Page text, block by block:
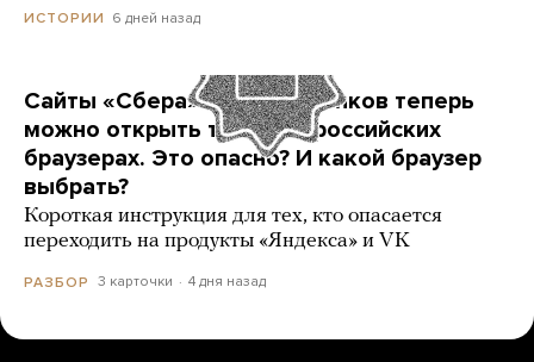
ИСТОРИИ 6 дней назад
Сайты «Сбера» и других банков теперь
можно открыть только в российских
браузерах. Это опасно? И какой браузер
выбрать?
Короткая инструкция для тех, кто опасается
переходить на продукты «Яндекса» и VK
РАЗБОР 3 карточки 4 дня назад